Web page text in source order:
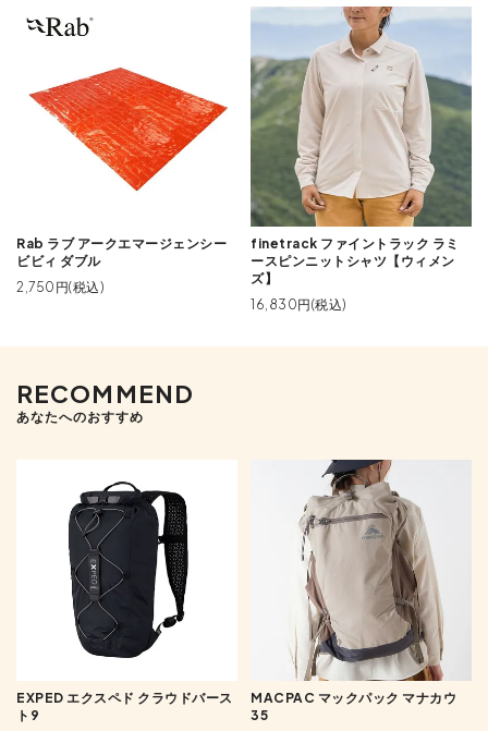
Rab ラブ アークエマージェンシー
ビビィ ダブル
2,750円(税込)
finetrack ファイントラック ラミ
ースピンニットシャツ【ウィメン
ズ】
16,830円(税込)
RECOMMEND
あなたへのおすすめ
EXPED エクスペド クラウドバース
ト9
MACPAC マックパック マナカウ
35